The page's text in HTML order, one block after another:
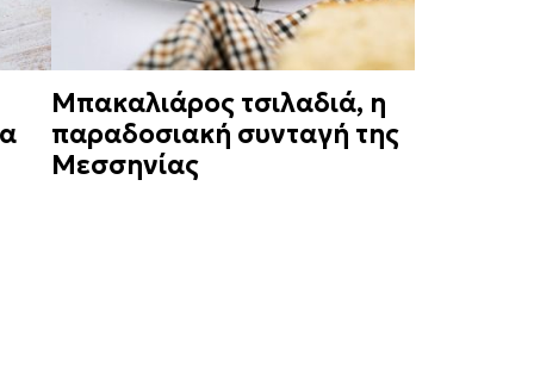
Μπακαλιάρος τσιλαδιά, η
παραδοσιακή συνταγή της
Μεσσηνίας